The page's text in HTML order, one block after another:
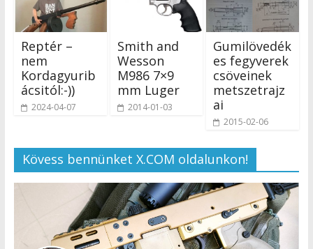
Reptér –
nem
Kordagyurib
ácsitól:-))
2024-04-07
Smith and
Wesson
M986 7×9
mm Luger
2014-01-03
Gumilövedék
es fegyverek
csöveinek
metszetrajz
ai
2015-02-06
Kövess bennünket X.COM oldalunkon!